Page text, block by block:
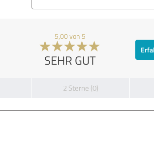
5,00 von 5
SEHR GUT
2 Sterne (0)